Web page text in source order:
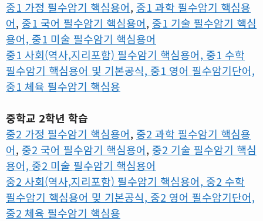
중1 가정 필수암기 핵심용어, 중1 과학 필수암기 핵심용
어, 중1 국어 필수암기 핵심용어, 중1 기술 필수암기 핵심
용어, 중1 미술 필수암기 핵심용어
중1 사회(역사,지리포함) 필수암기 핵심용어, 중1 수학
필수암기 핵심용어 및 기본공식, 중1 영어 필수암기단어,
중1 체육 필수암기 핵심용
중학교 2학년 학습
중2 가정 필수암기 핵심용어, 중2 과학 필수암기 핵심용
어, 중2 국어 필수암기 핵심용어, 중2 기술 필수암기 핵심
용어, 중2 미술 필수암기 핵심용어
중2 사회(역사,지리포함) 필수암기 핵심용어, 중2 수학
필수암기 핵심용어 밎 기본공식, 중2 영어 필수암기단어,
중2 체육 필수암기 핵심용